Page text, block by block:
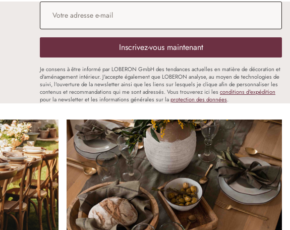
Adresse e-mail
Inscrivez-vous maintenant
Je consens à être informé par LOBERON GmbH des tendances actuelles en matière de décoration et
d'aménagement intérieur. J'accepte également que LOBERON analyse, au moyen de technologies de
suivi, l'ouverture de la newsletter ainsi que les liens sur lesquels je clique afin de personnaliser les
contenus et recommandations qui me sont adressés. Vous trouverez ici les conditions d'expédition
pour la newsletter et les informations générales sur laprotection des données.